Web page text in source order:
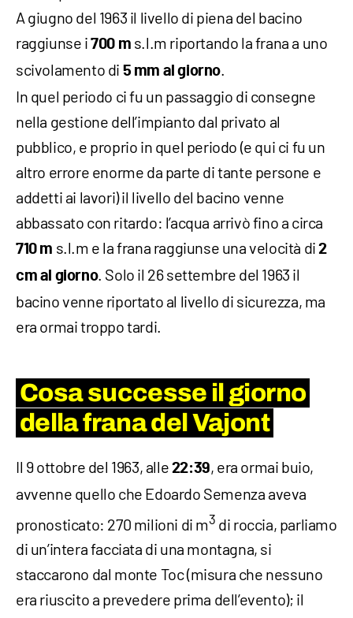
A giugno del 1963 il livello di piena del bacino
raggiunse i700 m s.l.m riportando la frana a uno
scivolamento di 5 mm al giorno
In quel periodo ci fu un passaggio di consegne
nella gestione dell’impianto dal privato al
pubblico, e proprio in quel periodo (e qui ci fu un
altro errore enorme da parte di tante persone e
addetti ai lavori) il livello del bacino venne
abbassato con ritardo: l’acqua arrivò fino a circa
710 m s.l.m e la frana raggiunse una velocità di2
cm al giorno. Solo il 26 settembre del 1963 il
bacino venne riportato al livello di sicurezza, ma
era ormai troppo tardi.
Cosa successe il giorno
della frana del Vajont
Il 9 ottobre del 1963, alle 22:39, era ormai buio,
avvenne quello che Edoardo Semenza aveva
pronosticato: 270 milioni di m3 di roccia, parliamo
di un’intera facciata di una montagna, si
staccarono dal monte Toc (misura che nessuno
era riuscito a prevedere prima dell’evento); il